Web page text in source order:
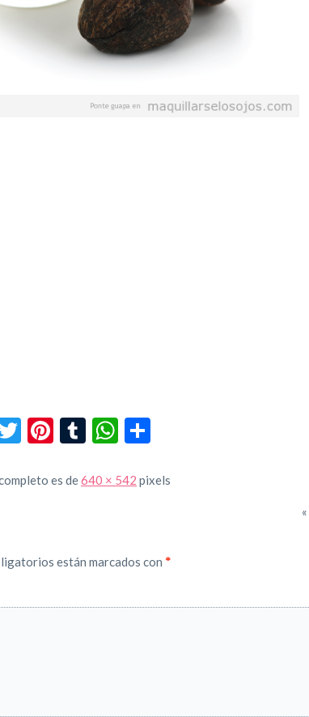
Twitter
Pinterest
TumblrWhatsApp
es de640 × 542 pixels
«
están marcados con *